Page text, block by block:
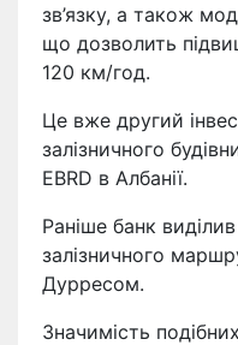
зв’язку, а також
що дозволить
120 км/год.
Це вже другий
залізничного
EBRD в Албанії.
Раніше банк
залізничного
Дурресом.
Значимість